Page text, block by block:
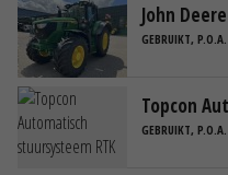
John
GEBRUIKT, P.O.A.
Topcon
GEBRUIKT, P.O.A.